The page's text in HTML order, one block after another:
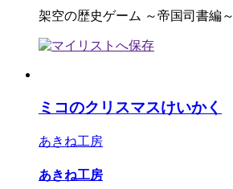
架空の歴史ゲーム ～帝国司書編～
ミコのクリスマスけいかく
あきね工房
あきね工房